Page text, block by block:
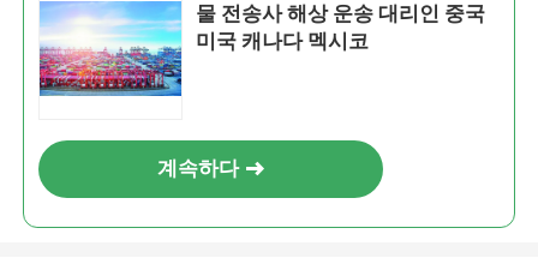
물 전송사 해상 운송 대리인 중국
미국 캐나다 멕시코
계속하다